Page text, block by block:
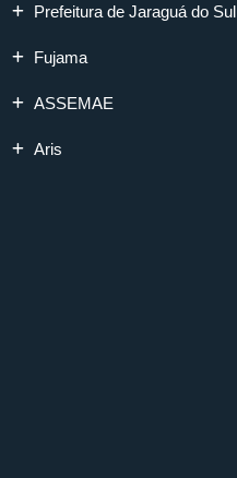
Prefeitura de Jaraguá do Sul
Fujama
ASSEMAE
Aris